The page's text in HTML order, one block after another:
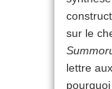
sur le
lettre